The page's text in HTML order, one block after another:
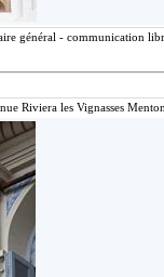
général - communication
Riviera les Vignasses